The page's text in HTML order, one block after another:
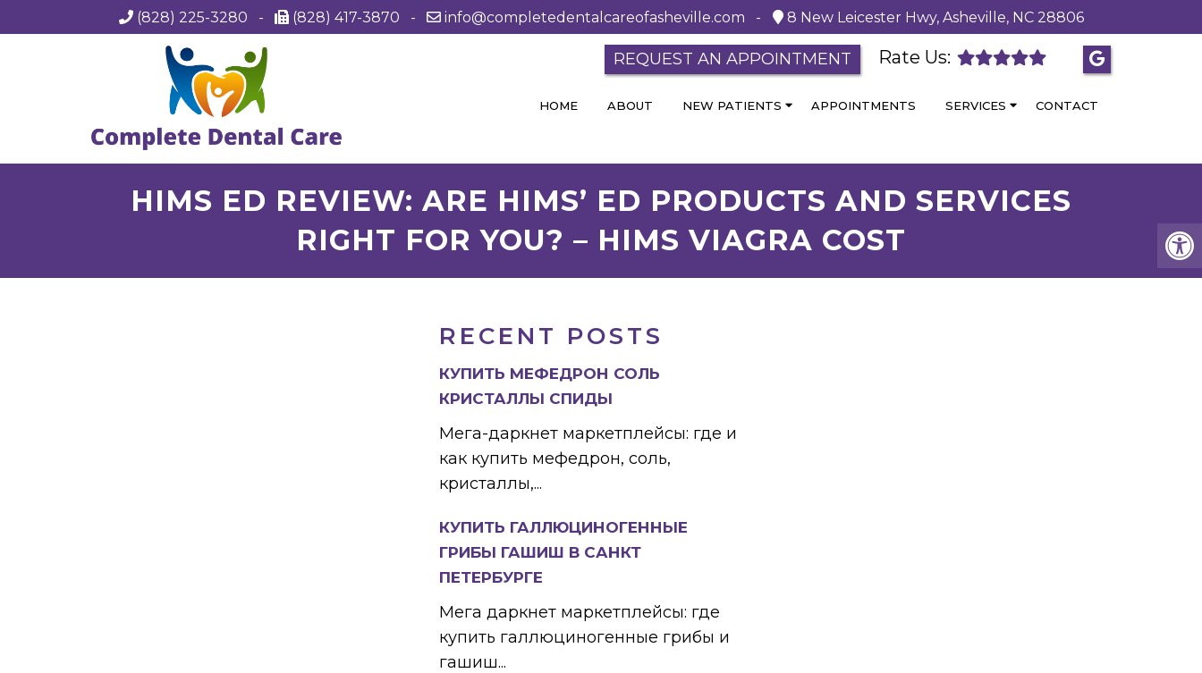
(828) 225-3280 - (828) 417-3870 - info@completedentalcareofasheville.com - 8 New Leicester Hwy, Asheville, NC 28806
REQUEST AN APPOINTMENT Rate Us:
HOME ABOUT NEW PATIENTS APPOINTMENTS SERVICES CONTACT
HIMS ED REVIEW: ARE HIMS’ ED PRODUCTS AND SERVICES
RIGHT FOR YOU? – HIMS VIAGRA COST
RECENT POSTS
КУПИТЬ МЕФЕДРОН СОЛЬ
КРИСТАЛЛЫ СПИДЫ
Мега-даркнет маркетплейсы: где и
как купить мефедрон, соль,
кристаллы,...
КУПИТЬ ГАЛЛЮЦИНОГЕННЫЕ
ГРИБЫ ГАШИШ В САНКТ
ПЕТЕРБУРГЕ
Мега даркнет маркетплейсы: где
купить галлюциногенные грибы и
гашиш...